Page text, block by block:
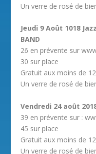
Un verre de rosé de
Jeudi 9 Août 1018
BAND
26 en prévente sur
30 sur place
Gratuit aux moins de
Un verre de rosé de
Vendredi 24 août
39 en prévente sur :
45 sur place
Gratuit aux moins de
Un verre de rosé de